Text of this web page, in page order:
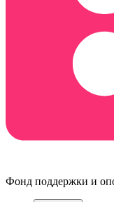
Фонд поддержки и